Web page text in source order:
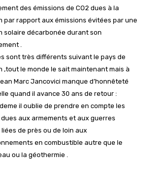
des émissions de CO2 dues à la
par rapport aux émissions évitées par une
solaire décarbonée durant son
.
sont très différents suivant le pays de
,tout le monde le sait maintenant mais à
Marc Jancovici manque d’honnêteté
quand il avance 30 ans de retour :
il oublie de prendre en compte les
aux armements et aux guerres
de près ou de loin aux
en combustible autre que le
ou la géothermie .